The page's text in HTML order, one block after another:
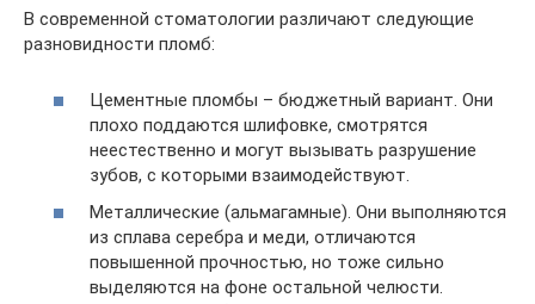
В современной стоматологии различают следующие
разновидности пломб:
Цементные пломбы – бюджетный вариант. Они
плохо поддаются шлифовке, смотрятся
неестественно и могут вызывать разрушение
зубов, с которыми взаимодействуют.
Металлические (альмагамные). Они выполняются
из сплава серебра и меди, отличаются
повышенной прочностью, но тоже сильно
выделяются на фоне остальной челюсти.